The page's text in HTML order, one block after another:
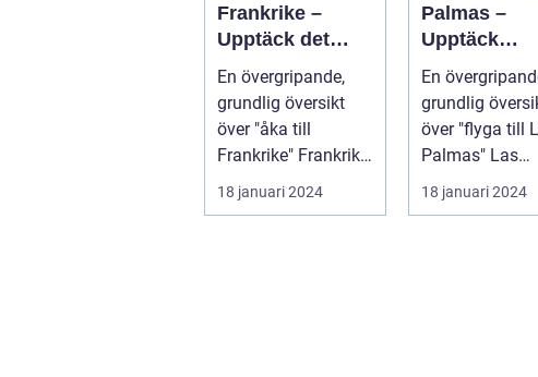
Frankrike –
Upptäck det
magiska landet
vid Eiffeltornet
och bortom
En övergripande,
grundlig översikt
över "åka till
Frankrike" Frankrike
är ett land som
lockar besök...
18 januari 2024
Palmas –
Upptäck
pärla
En
grundlig
över "flyga till
Palmas" Las
Palmas,
ön Gran Cana...
18 januari 2024